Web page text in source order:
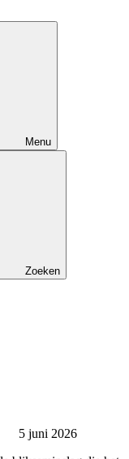
Menu
Zoeken
5 juni 2026